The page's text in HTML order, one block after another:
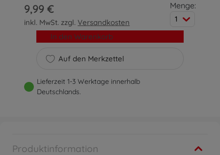
9,99 €
inkl. MwSt. zzgl.Versandkosten
Menge:
1
Auf den Merkzettel
In den Warenkorb
Lieferzeit 1-3 Werktage innerhalb
Deutschlands.
Produktinformation